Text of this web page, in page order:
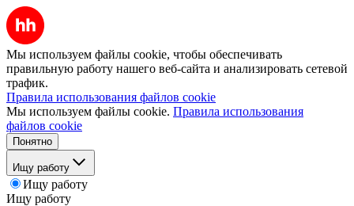
Мы используем файлы cookie, чтобы обеспечивать
правильную работу нашего веб-сайта и анализировать сетевой
трафик.
Правила использования файлов cookie
Мы используем файлы cookie. Правила использования
файлов cookie
Понятно
Ищу работу
Ищу работу
Ищу работу